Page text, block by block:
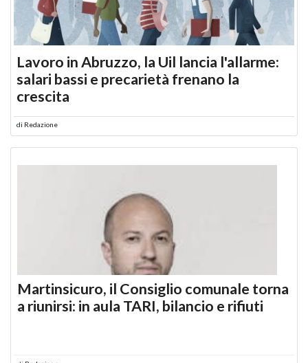
Lavoro in Abruzzo, la Uil lancia l'allarme:
salari bassi e precarietà frenano la
crescita
di Redazione
Martinsicuro, il Consiglio comunale torna
a riunirsi: in aula TARI, bilancio e rifiuti